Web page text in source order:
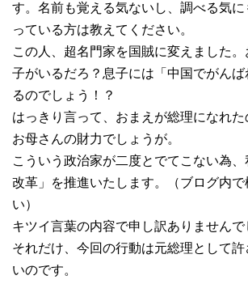
す。名前も覚える気ないし、調べる気
っている方は教えてください。
この人、超名門家を国賊に変えました
子がいるだろ？息子には「中国でがん
るのでしょう！？
はっきり言って、おまえが総理になれた
お母さんの財力でしょうが。
こういう政治家が二度とでてこない為
改革」を推進いたします。（ブログ内で
い）
キツイ言葉の内容で申し訳ありませんで
それだけ、今回の行動は元総理として
いのです。